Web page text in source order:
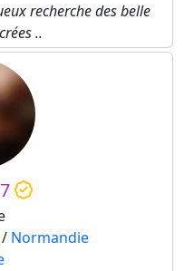
recherche des belle
..
/ Normandie